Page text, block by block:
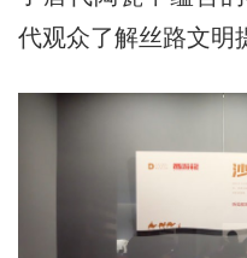
代观众了解丝路文明